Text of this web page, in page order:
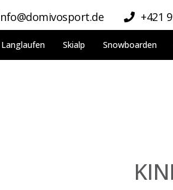
+421
Langlaufen Skialp Snowboarden